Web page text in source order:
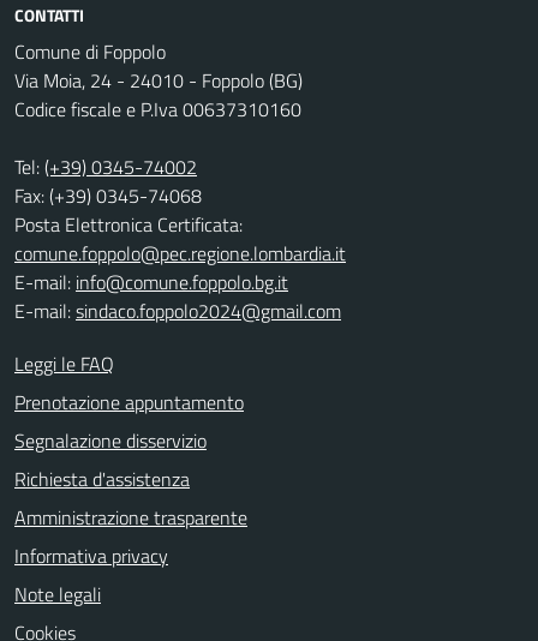
CONTATTI
Comune di Foppolo
Via Moia, 24 - 24010 - Foppolo (BG)
Codice fiscale e P.Iva 00637310160
Tel:(+39) 0345-74002
Fax: (+39) 0345-74068
Posta Elettronica Certificata:
comune.foppolo@pec.regione.lombardia.it
E-mail: info@comune.foppolo.bg.it
E-mail:sindaco.foppolo2024@gmail.com
Leggi le FAQ
Prenotazione appuntamento
Segnalazione disservizio
Richiesta d'assistenza
Amministrazione trasparente
Informativa privacy
Note legali
Cookies